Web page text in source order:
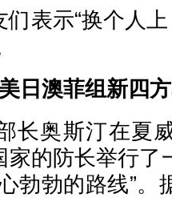
表示“换个人
日澳菲组新四
长奥斯汀在夏
家的防长举行了
勃勃的路线”。